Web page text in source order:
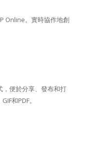
Online。實時協作地創
，便於分享、發布和打
和PDF。